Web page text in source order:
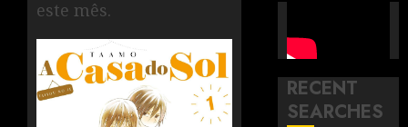
este mês.
RECENT
SEARCHES